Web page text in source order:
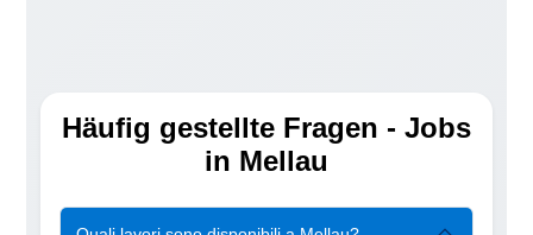
Häufig gestellte Fragen - Jobs
in Mellau